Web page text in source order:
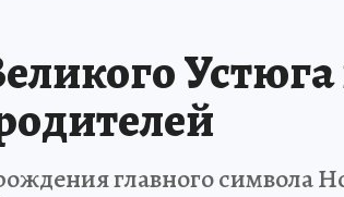
главного символа